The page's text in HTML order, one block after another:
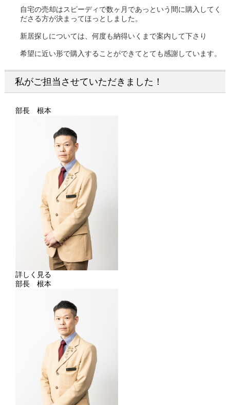
自宅の売却はスピーディで数ヶ月であっという間に購入してく
ださる方が決まってほっとしました。
新居探しについては、何度も納得いくまで案内して下さり
希望に近い形で購入することができてとても感謝しています。
私がご担当させていただきました！
部長 根本
詳しく見る
部長 根本